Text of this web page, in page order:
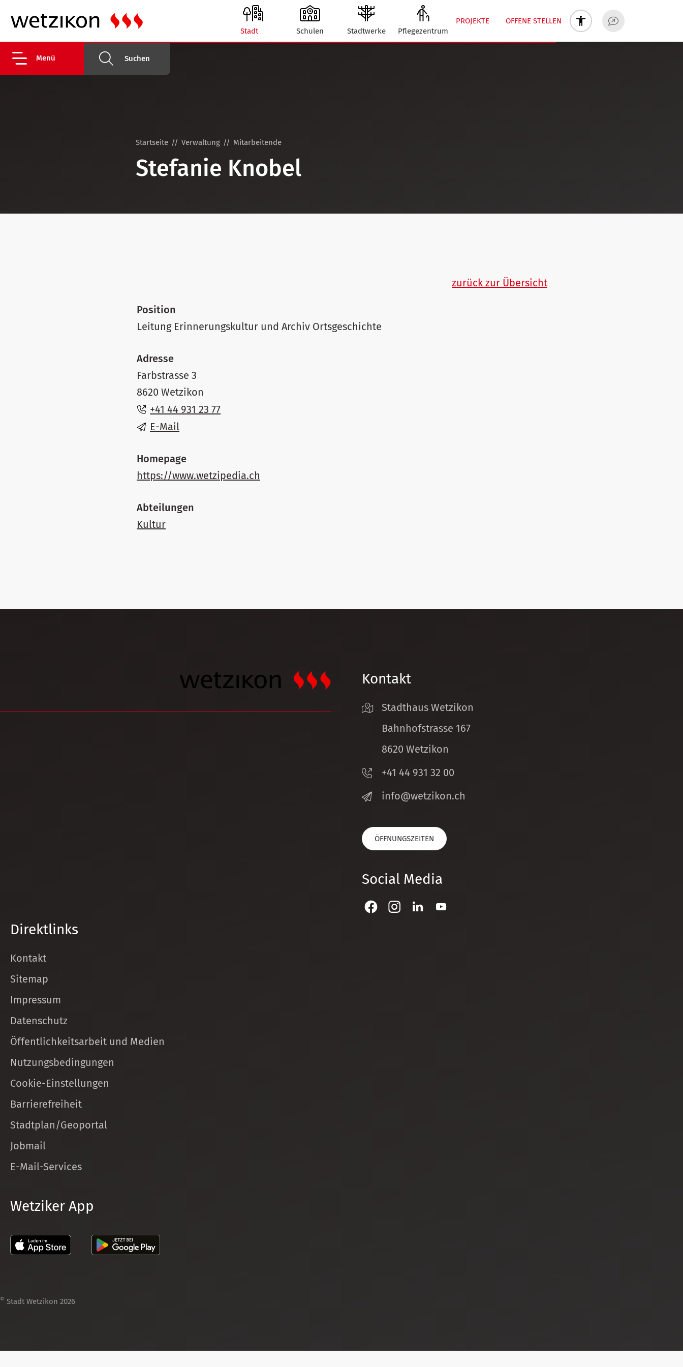
Menü Suchen
PROJEKTE
OFFENE STELLEN
Stadt
Schulen Stadtwerke Pflegezentrum
Startseite Verwaltung Mitarbeitende
Stefanie Knobel
zurück zur Übersicht
Position
Leitung Erinnerungskultur und Archiv Ortsgeschichte
Adresse
Farbstrasse 3
8620 Wetzikon
+41 44 931 23 77
E-Mail
Homepage
https://www.wetzipedia.ch
Abteilungen
Kultur
Kontakt
Stadthaus Wetzikon
Bahnhofstrasse 167
8620 Wetzikon
+41 44 931 32 00
nf
w tz k n ch
ÖFFNUNGSZEITEN
Social Media
Direktlinks
Kontakt
Sitemap
Impressum
Datenschutz
Öffentlichkeitsarbeit und Medien
Nutzungsbedingungen
Cookie-Einstellungen
Barrierefreiheit
Stadtplan/Geoportal
Jobmail
E-Mail-Services
Wetziker App
© Stadt Wetzikon 2026